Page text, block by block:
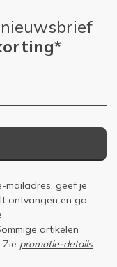
mailadres, geef je
ontvangen en ga
artikelen
promotie-details